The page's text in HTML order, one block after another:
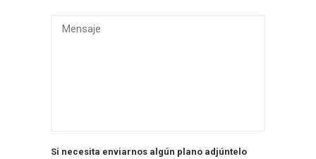
Si necesita enviarnos algún plano adjúntelo